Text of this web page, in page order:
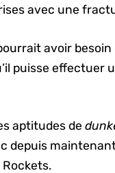
avec une
avoir
puisse effectuer
aptitudes de
depuis